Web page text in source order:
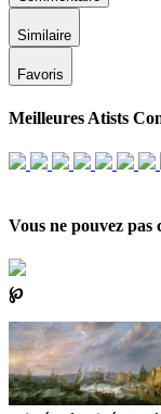
Similaire
Favoris
Meilleures Atists
Vous ne pouvez pas
℘